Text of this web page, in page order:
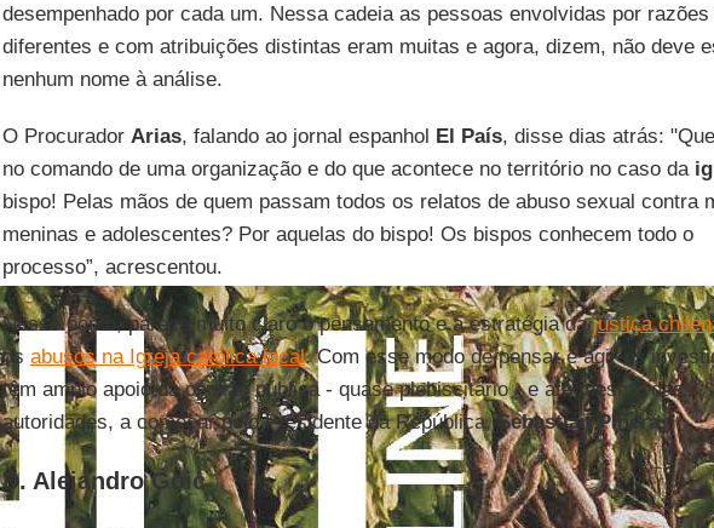
desempenhado por cada um. Nessa cadeia as pessoas envolvidas por razões
diferentes e com atribuições distintas eram muitas e agora, dizem, não deve
nenhum nome à análise.
O Procurador Arias, falando ao jornal espanhol El País, disse dias atrás:
no comando de uma organização e do que acontece no território no caso da
bispo! Pelas mãos de quem passam todos os relatos de abuso sexual contra
meninas e adolescentes? Por aquelas do bispo! Os bispos conhecem todo o
processo”, acrescentou.
Nesse ponto, parece muito claro o pensamento e a estratégia dajustiça
os abusos na Igreja católica local. Com esse modo de pensar e agir os
têm amplo apoio da opinião pública - quase plebiscitário - e até mesmo das
autoridades, a começar pelo Presidente da República,Sebastián Piñera.
D. Alejandro Goic